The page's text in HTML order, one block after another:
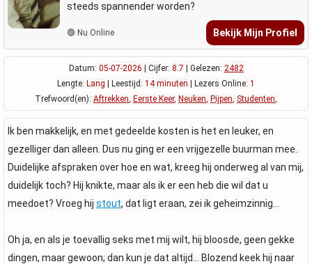
steeds spannender worden?
🟢 Nu Online Bekijk Mijn Profiel
Datum: 05-07-2026 | Cijfer: 8.7 | Gelezen: 2482
Lengte: Lang | Leestijd: 14 minuten | Lezers Online: 1
Trefwoord(en): Aftrekken, Eerste Keer, Neuken, Pijpen, Studenten,
Ik ben makkelijk, en met gedeelde kosten is het en leuker, en
gezelliger dan alleen. Dus nu ging er een vrijgezelle buurman mee.
Duidelijke afspraken over hoe en wat, kreeg hij onderweg al van mij,
duidelijk toch? Hij knikte, maar als ik er een heb die wil dat u
meedoet? Vroeg hij stout, dat ligt eraan, zei ik geheimzinnig…
Oh ja, en als je toevallig seks met mij wilt, hij bloosde, geen gekke
dingen, maar gewoon; dan kun je dat altijd… Blozend keek hij naar